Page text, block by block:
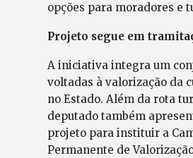
opções para moradores e
Projeto segue em
A iniciativa integra um
voltadas à valorização da
no Estado. Além da rota
deputado também
projeto para instituir a
Permanente de